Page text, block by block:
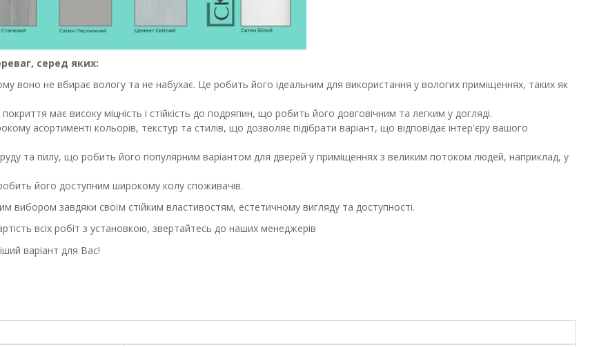
серед яких:
воно не вбирає вологу та не набухає. Це робить його ідеальним для використання у вологих приміщеннях, таких як
має високу міцність і стійкість до подряпин, що робить його довговічним та легким у догляді.
асортименті кольорів, текстур та стилів, що дозволяє підібрати варіант, що відповідає інтер'єру вашого
та пилу, що робить його популярним варіантом для дверей у приміщеннях з великим потоком людей, наприклад, у
його доступним широкому колу споживачів.
вибором завдяки своїм стійким властивостям, естетичному вигляду та доступності.
всіх робіт з установкою, звертайтесь до наших менеджерів
варіант для Вас!